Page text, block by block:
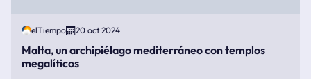
elTiempo 20 oct 2024
Malta, un archipiélago mediterráneo con templos
megalíticos